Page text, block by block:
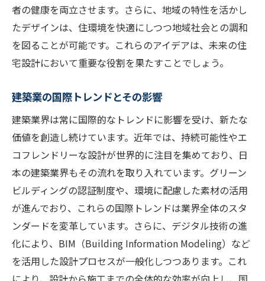
新時代の施工技術で安全性を向上させる方
法
モジュール建築がもたらす建設革命
革新的な施工技術で競争力を高める戦略
は
持続可能性を考慮した商品開発の基準
顧客ニーズに応えるカスタマイズ設計の重
要性
建築物のユーザーエクスペリエンス向上へ
の取り組み
市場動向を反映した新製品開発の取り組み
地域特性を活かした建築デザインの創造
建築業界の未来を見据えた価値創造の手法
者の健康を両立させます。さらに、地域の特性を活かし
たデザインは、住環境を快適にしつつ地域社会との調和
を図ることが可能です。これらのアイデアは、未来の住
宅設計において重要な役割を果たすことでしょう。
建築業の国際トレンドとその影響
建築業界は常に国際的なトレンドに影響を受け、新たな
価値を創造し続けています。近年では、持続可能性やエ
コフレンドリーな設計が世界的に注目を集めており、日
本の建築業界もその流れを取り入れています。グリーン
ビルディングの認証制度や、環境に配慮した素材の活用
が進んでおり、これらの国際トレンドは業界全体のスタ
ンダードを変革しています。さらに、デジタル技術の進
化により、BIM（Building Information Modeling）など
を活用した設計プロセスが一般化しつつあります。これ